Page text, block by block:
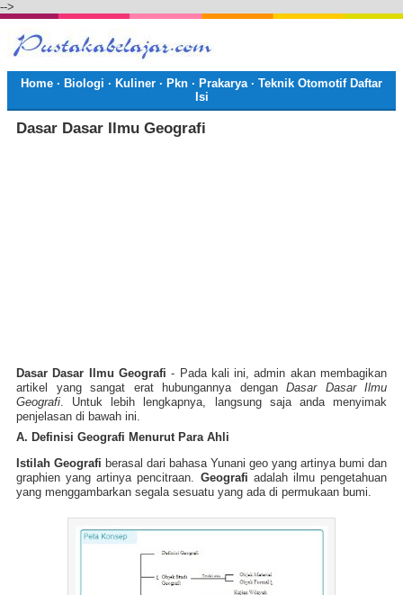
-->
Home · Biologi · Kuliner · Pkn · Prakarya· Teknik Otomotif Daftar
Isi
Dasar Dasar Ilmu Geografi
Dasar Dasar Ilmu Geografi- Pada kali ini, admin akan membagikan
artikel yang sangat erat hubungannya dengan Dasar Dasar Ilmu
Geografi. Untuk lebih lengkapnya, langsung saja anda menyimak
penjelasan di bawah ini.
A. Definisi Geografi Menurut Para Ahli
Istilah Geografi berasal dari bahasa Yunani geo yang artinya bumi dan
graphien yang artinya pencitraan. Geografi adalah ilmu pengetahuan
yang menggambarkan segala sesuatu yang ada di permukaan bumi.